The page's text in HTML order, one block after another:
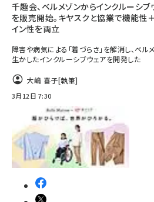
千趣会、ベルメゾンからインクルーシブ
を販売開始。キヤスクと協業で機能性
イン性を両立
障害や病気による「着づらさ」を解消し、ベ
生かしたインクルーシブウェアを開発した
大嶋 喜子[執筆]
3月12日 7:30